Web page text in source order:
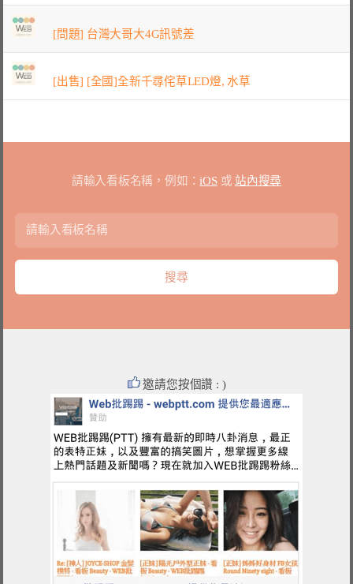
[問題] 台灣大哥大4G訊號差
[出售] [全國]全新千尋侘草LED燈, 水草
請輸入看板名稱，例如： iOS或 站內搜尋
邀請您按個讚 : )